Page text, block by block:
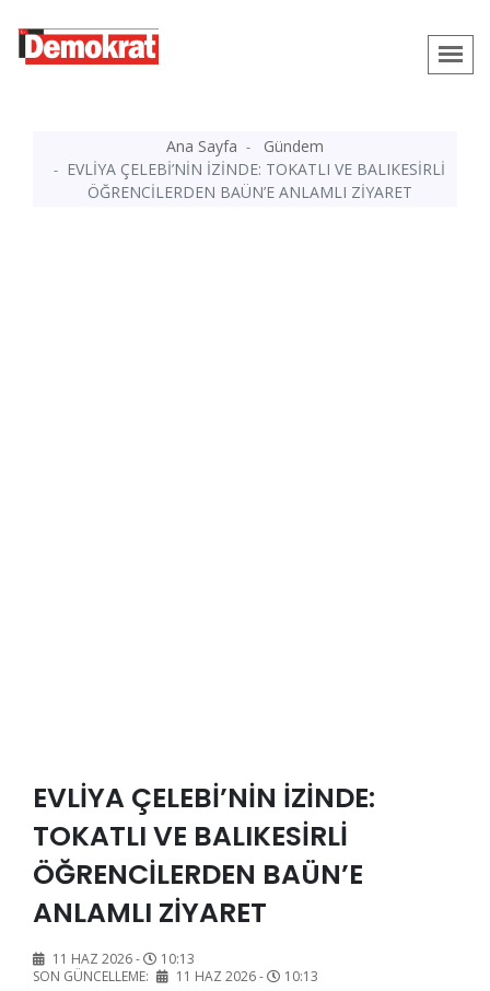
Ana Sayfa
Gündem
EVLİYA ÇELEBİ’NİN İZİNDE: TOKATLI VE BALIKESİRLİ
ÖĞRENCİLERDEN BAÜN’E ANLAMLI ZİYARET
EVLİYA ÇELEBİ’NİN İZİNDE:
TOKATLI VE BALIKESİRLİ
ÖĞRENCİLERDEN BAÜN’E
ANLAMLI ZİYARET
11 HAZ 2026 -
10:13
SON GÜNCELLEME:
11 HAZ 2026 - 10:13